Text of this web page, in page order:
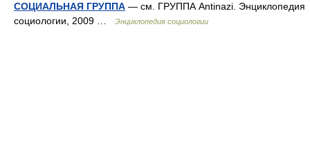
СОЦИАЛЬНАЯ ГРУППА — см. ГРУППА Antinazi. Энциклопедия
социологии, 2009 …
Энциклопедия социологии